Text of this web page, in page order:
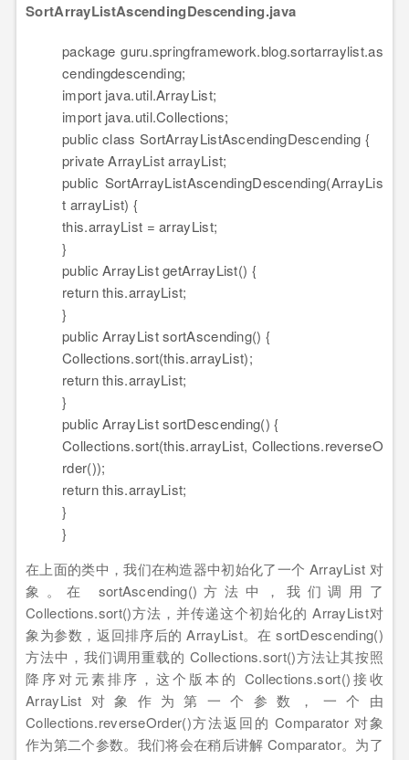
SortArrayListAscendingDescending.java
package guru.springframework.blog.sortarraylist.as
cendingdescending;
importjava.util.ArrayList;
importjava.util.Collections;
public class SortArrayListAscendingDescending {
privateArrayList arrayList;
public SortArrayListAscendingDescending(ArrayLis
t arrayList) {
this.arrayList = arrayList;
}
public ArrayList getArrayList() {
return this.arrayList;
}
public ArrayList sortAscending() {
Collections.sort(this.arrayList);
return this.arrayList;
}
public ArrayList sortDescending() {
Collections.sort(this.arrayList, Collections.reverseO
rder());
return this.arrayList;
}
}
在上面的类中，我们在构造器中初始化了一个 ArrayList 对
象。在 sortAscending()方法中，我们调用了
Collections.sort()方法，并传递这个初始化的 ArrayList对
象为参数，返回排序后的 ArrayList。在 sortDescending()
方法中，我们调用重载的 Collections.sort()方法让其按照
降序对元素排序，这个版本的 Collections.sort()接收
ArrayList对象作为第一个参数，一个由
Collections.reverseOrder()方法返回的 Comparator 对象
作为第二个参数。我们将会在稍后讲解 Comparator。为了